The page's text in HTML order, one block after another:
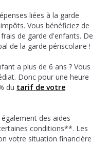
liées à la garde
Vous bénéficiez de
de garde d'enfants. De
de la garde périscolaire !
a plus de 6 ans ? Vous
Donc pour une heure
du tarif de votre
des aides
conditions**. Les
votre situation financière